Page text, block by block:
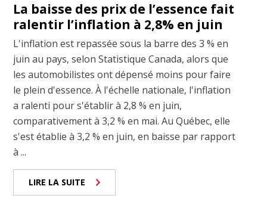
La baisse des prix de l’essence fait
ralentir l’inflation à 2,8% en juin
L'inflation est repassée sous la barre des 3 % en
juin au pays, selon Statistique Canada, alors que
les automobilistes ont dépensé moins pour faire
le plein d'essence. À l'échelle nationale, l'inflation
a ralenti pour s'établir à 2,8 % en juin,
comparativement à 3,2 % en mai. Au Québec, elle
s'est établie à 3,2 % en juin, en baisse par rapport
à ...
LIRE LA SUITE